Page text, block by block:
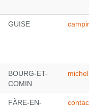
GUISE
BOURG-ET-
COMIN
FÃRE-EN-